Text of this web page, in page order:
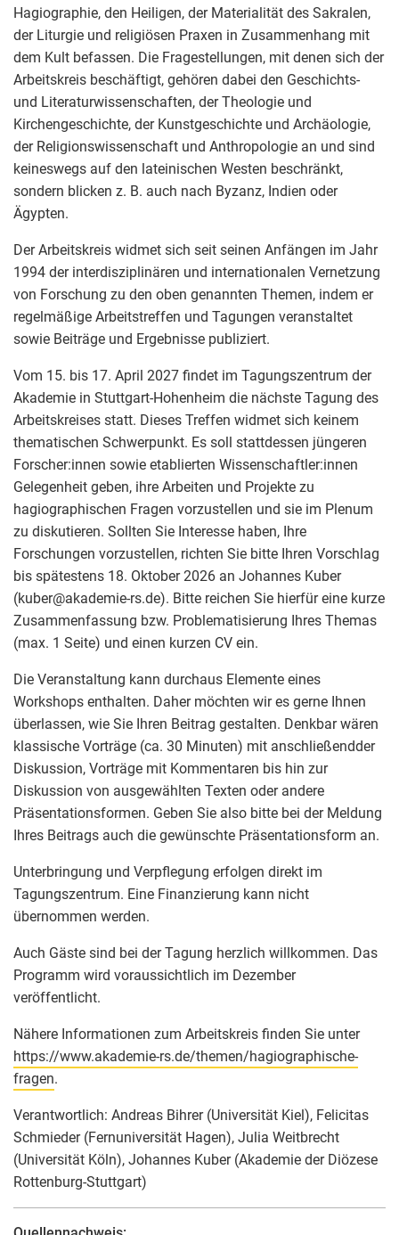
Hagiographie, den Heiligen, der Materialität des Sakralen,
der Liturgie und religiösen Praxen in Zusammenhang mit
dem Kult befassen. Die Fragestellungen, mit denen sich der
Arbeitskreis beschäftigt, gehören dabei den Geschichts-
und Literaturwissenschaften, der Theologie und
Kirchengeschichte, der Kunstgeschichte und Archäologie,
der Religionswissenschaft und Anthropologie an und sind
keineswegs auf den lateinischen Westen beschränkt,
sondern blicken z. B. auch nach Byzanz, Indien oder
Ägypten.
Der Arbeitskreis widmet sich seit seinen Anfängen im Jahr
1994 der interdisziplinären und internationalen Vernetzung
von Forschung zu den oben genannten Themen, indem er
regelmäßige Arbeitstreffen und Tagungen veranstaltet
sowie Beiträge und Ergebnisse publiziert.
Vom 15. bis 17. April 2027 findet im Tagungszentrum der
Akademie in Stuttgart-Hohenheim die nächste Tagung des
Arbeitskreises statt. Dieses Treffen widmet sich keinem
thematischen Schwerpunkt. Es soll stattdessen jüngeren
Forscher:innen sowie etablierten Wissenschaftler:innen
Gelegenheit geben, ihre Arbeiten und Projekte zu
hagiographischen Fragen vorzustellen und sie im Plenum
zu diskutieren. Sollten Sie Interesse haben, Ihre
Forschungen vorzustellen, richten Sie bitte Ihren Vorschlag
bis spätestens 18. Oktober 2026 an Johannes Kuber
(kuber@akademie-rs.de). Bitte reichen Sie hierfür eine kurze
Zusammenfassung bzw. Problematisierung Ihres Themas
(max. 1 Seite) und einen kurzen CV ein.
Die Veranstaltung kann durchaus Elemente eines
Workshops enthalten. Daher möchten wir es gerne Ihnen
überlassen, wie Sie Ihren Beitrag gestalten. Denkbar wären
klassische Vorträge (ca. 30 Minuten) mit anschließendder
Diskussion, Vorträge mit Kommentaren bis hin zur
Diskussion von ausgewählten Texten oder andere
Präsentationsformen. Geben Sie also bitte bei der Meldung
Ihres Beitrags auch die gewünschte Präsentationsform an.
Unterbringung und Verpflegung erfolgen direkt im
Tagungszentrum. Eine Finanzierung kann nicht
übernommen werden.
Auch Gäste sind bei der Tagung herzlich willkommen. Das
Programm wird voraussichtlich im Dezember
veröffentlicht.
Nähere Informationen zum Arbeitskreis finden Sie unter
https://www.akademie-rs.de/themen/hagiographische-
fragen.
Verantwortlich: Andreas Bihrer (Universität Kiel), Felicitas
Schmieder (Fernuniversität Hagen), Julia Weitbrecht
(Universität Köln), Johannes Kuber (Akademie der Diözese
Rottenburg-Stuttgart)